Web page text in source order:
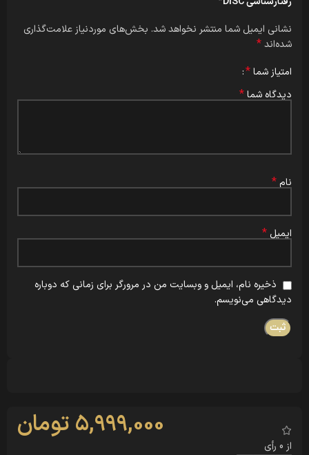
نشانی ایمیل شما منتشر نخواهد شد. بخش‌های موردنیاز علامت‌گذاری
شده‌اند*
امتیاز شما*
دیدگاه شما*
نام*
ایمیل *
ذخیره نام، ایمیل و وبسایت من در مرورگر برای زمانی که دوباره
دیدگاهی می‌نویسم.
5,999,000 تومان
از 0 رأی